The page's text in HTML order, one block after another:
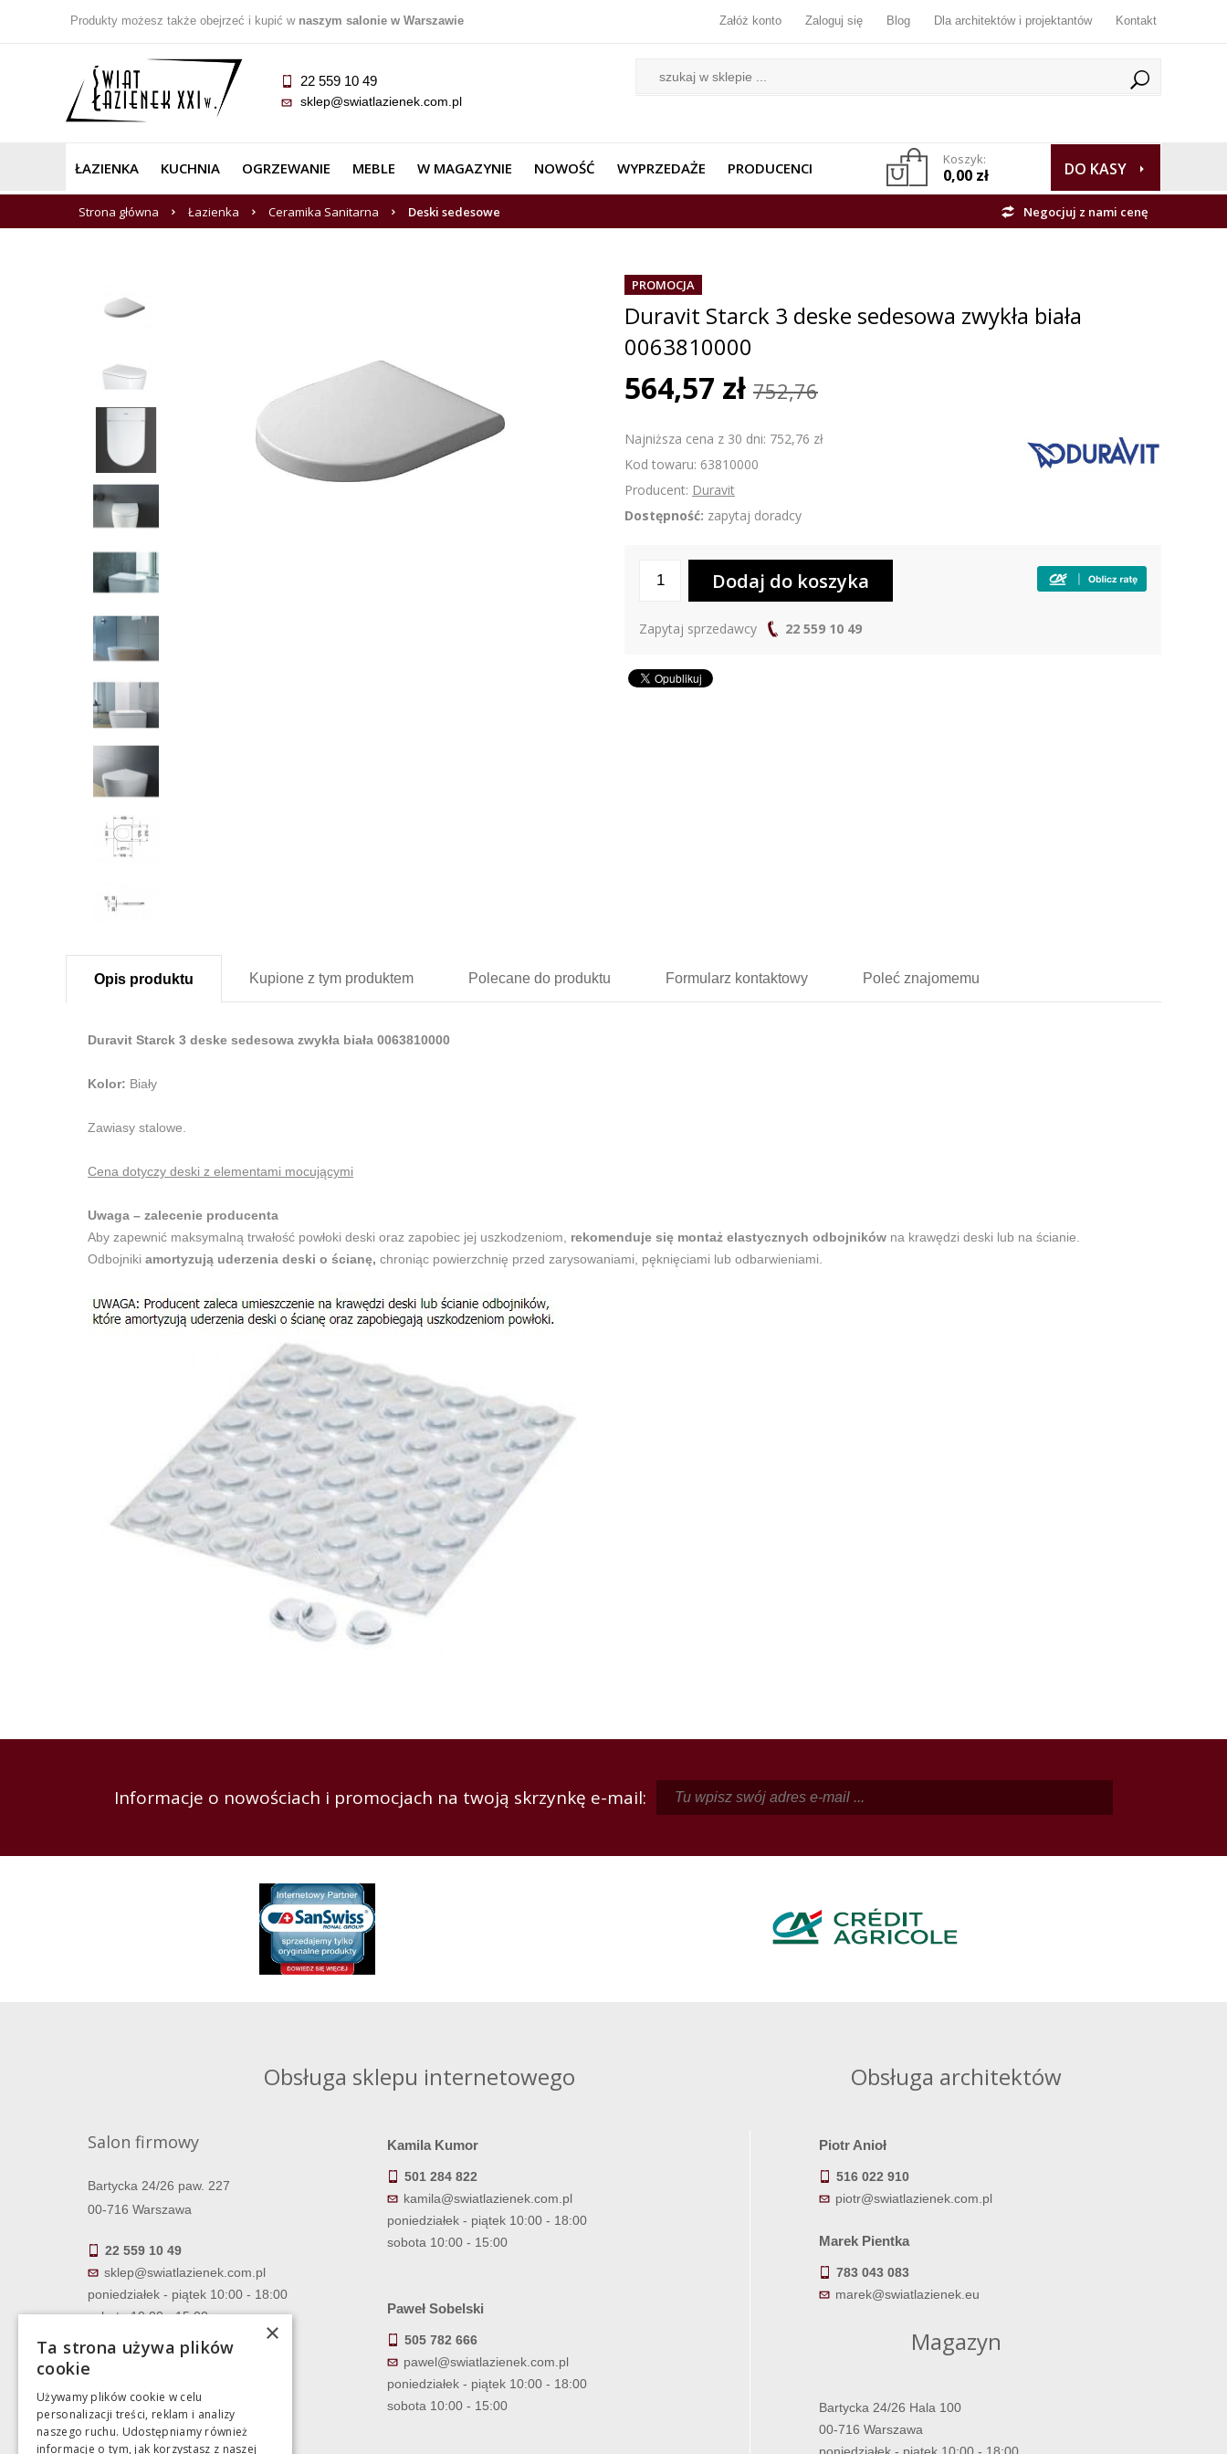
Produkty możesz także obejrzeć i kupić w naszym salonie w Warszawie Załóż konto Zaloguj się Blog Dla architektów i projektantów Kontakt
22 559 10 49
sklep@swiatlazienek.com.pl
ŁAZIENKA KUCHNIA OGRZEWANIE MEBLE W MAGAZYNIE NOWOŚĆ WYPRZEDAŻE PRODUCENCI Koszyk:
0,00 zł DO KASY
Strona główna Łazienka Ceramika Sanitarna Deski sedesowe Negocjuj z nami cenę
PROMOCJA
Duravit Starck 3 deske sedesowa zwykła biała
0063810000
564,57 zł 752,76
Najniższa cena z 30 dni: 752,76 zł
Kod towaru: 63810000
Producent: Duravit
Dostępność: zapytaj doradcy
Zapytaj sprzedawcy 22 559 10 49
Opis produktu Kupione z tym produktem Polecane do produktu Formularz kontaktowy Poleć znajomemu
Duravit Starck 3 deske sedesowa zwykła biała 0063810000
Kolor: Biały
Zawiasy stalowe.
Cena dotyczy deski z elementami mocującymi
Uwaga – zalecenie producenta
Aby zapewnić maksymalną trwałość powłoki deski oraz zapobiec jej uszkodzeniom, rekomenduje się montaż elastycznych odbojników na krawędzi deski lub na ścianie.
Odbojniki amortyzują uderzenia deski o ścianę, chroniąc powierzchnię przed zarysowaniami, pęknięciami lub odbarwieniami.
Informacje o nowościach i promocjach na twoją skrzynkę e-mail:
Obsługa sklepu internetowego
Salon firmowy
Bartycka 24/26 paw. 227
00-716 Warszawa
22 559 10 49
sklep@swiatlazienek.com.pl
poniedziałek - piątek 10:00 - 18:00
sobota 10:00 - 15:00
Kamila Kumor
501 284 822
kamila@swiatlazienek.com.pl
poniedziałek - piątek 10:00 - 18:00
sobota 10:00 - 15:00
Paweł Sobelski
505 782 666
pawel@swiatlazienek.com.pl
poniedziałek - piątek 10:00 - 18:00
sobota 10:00 - 15:00
Obsługa architektów
Piotr Anioł
516 022 910
piotr@swiatlazienek.com.pl
Marek Pientka
783 043 083
marek@swiatlazienek.eu
Magazyn
Bartycka 24/26 Hala 100
00-716 Warszawa
×
Ta strona używa plików
cookie
Używamy plików cookie w celu
personalizacji treści, reklam i analizy
naszego ruchu. Udostępniamy również
informacje o tym, jak korzystasz z naszej